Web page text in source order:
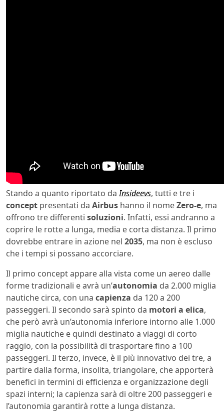
Stando a quanto riportato daInsideevs, tutti e tre i
concept presentati da Airbus hanno il nomeZero-e, ma
offrono tre differenti soluzioni. Infatti, essi andranno a
coprire le rotte a lunga, media e corta distanza. Il primo
dovrebbe entrare in azione nel 2035, ma non è escluso
che i tempi si possano accorciare.
Il primo concept appare alla vista come un aereo dalle
forme tradizionali e avrà un’autonomia da 2.000 miglia
nautiche circa, con una capienza da 120 a 200
passeggeri. Il secondo sarà spinto da motori a elica,
che però avrà un’autonomia inferiore intorno alle 1.000
miglia nautiche e quindi destinato a viaggi di corto
raggio, con la possibilità di trasportare fino a 100
passeggeri. Il terzo, invece, è il più innovativo dei tre, a
partire dalla forma, insolita, triangolare, che apporterà
benefici in termini di efficienza e organizzazione degli
spazi interni; la capienza sarà di oltre 200 passeggeri e
l’autonomia garantirà rotte a lunga distanza.